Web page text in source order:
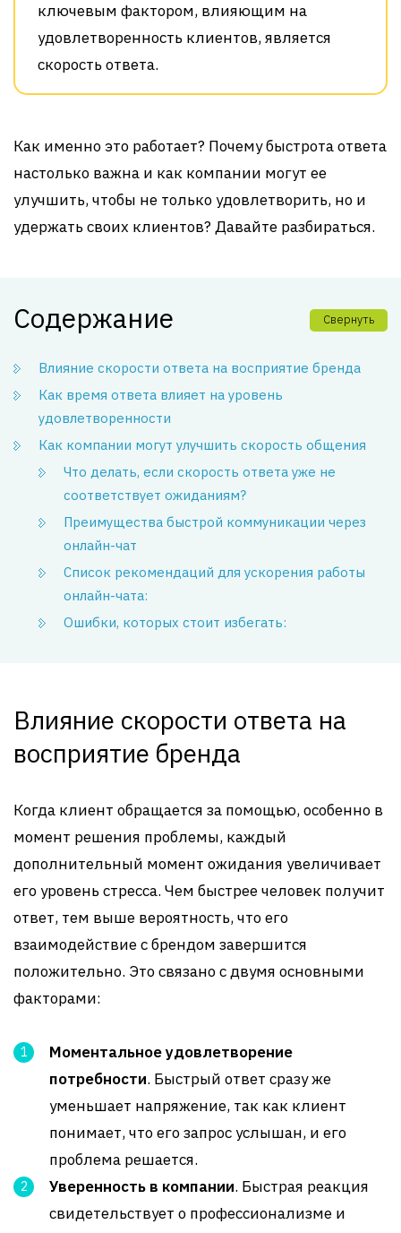
ключевым фактором, влияющим на
удовлетворенность клиентов, является
скорость ответа.
Как именно это работает? Почему быстрота ответа
настолько важна и как компании могут ее
улучшить, чтобы не только удовлетворить, но и
удержать своих клиентов? Давайте разбираться.
Содержание Свернуть
Влияние скорости ответа на восприятие бренда
Как время ответа влияет на уровень
удовлетворенности
Как компании могут улучшить скорость общения
Что делать, если скорость ответа уже не
соответствует ожиданиям?
Преимущества быстрой коммуникации через
онлайн-чат
Список рекомендаций для ускорения работы
онлайн-чата:
Ошибки, которых стоит избегать:
Влияние скорости ответа на
восприятие бренда
Когда клиент обращается за помощью, особенно в
момент решения проблемы, каждый
дополнительный момент ожидания увеличивает
его уровень стресса. Чем быстрее человек получит
ответ, тем выше вероятность, что его
взаимодействие с брендом завершится
положительно. Это связано с двумя основными
факторами:
Моментальное удовлетворение
потребности. Быстрый ответ сразу же
уменьшает напряжение, так как клиент
понимает, что его запрос услышан, и его
проблема решается.
Уверенность в компании. Быстрая реакция
свидетельствует о профессионализме и